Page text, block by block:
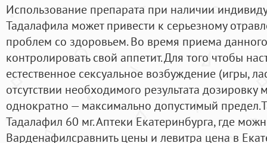
Использование препарата при наличии
Тадалафила может привести к серьезному
проблем со здоровьем. Во время приема
контролировать свой аппетит. Для того чтобы
естественное сексуальное возбуждение (игры,
отсутствии необходимого результата дозировку
однократно — максимально допустимый
Тадалафил 60 мг. Аптеки Екатеринбурга, где
Варденафилсравнить цены и левитра цена в